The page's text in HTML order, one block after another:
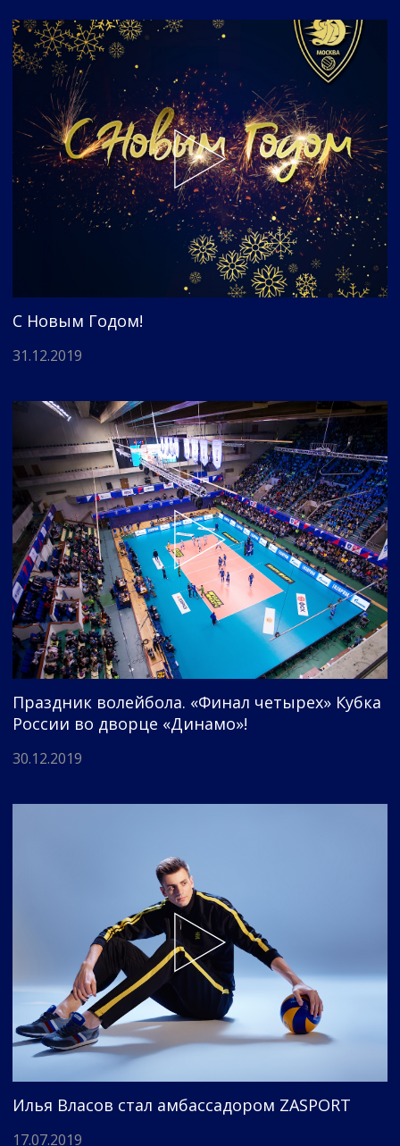
С Новым Годом!
31.12.2019
Праздник волейбола. «Финал четырех» Кубка
России во дворце «Динамо»!
30.12.2019
Илья Власов стал амбассадором ZASPORT
17.07.2019